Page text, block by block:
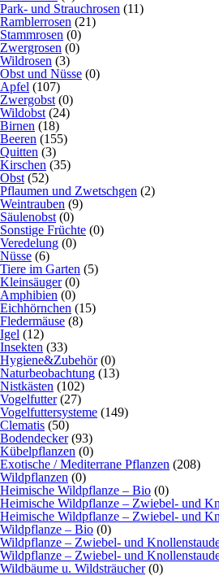
Park- und Strauchrosen (11)
Ramblerrosen (21)
Stammrosen (0)
Zwergrosen (0)
Wildrosen (3)
Obst und Nüsse (0)
Apfel (107)
Zwergobst (0)
Wildobst (24)
Birnen (18)
Beeren (155)
Quitten (3)
Kirschen (35)
Obst (52)
Pflaumen und Zwetschgen (2)
Weintrauben (9)
Säulenobst (0)
Sonstige Früchte (0)
Veredelung (0)
Nüsse (6)
Tiere im Garten (5)
Kleinsäuger(0)
Amphibien (0)
Eichhörnchen (15)
Fledermäuse (8)
Igel (12)
Insekten (33)
Hygiene&Zubehör(0)
Naturbeobachtung (13)
Nistkästen (102)
Vogelfutter(27)
Vogelfuttersysteme (149)
Clematis (50)
Bodendecker(93)
Kübelpflanzen (0)
Exotische / Mediterrane Pflanzen (208)
Wildpflanzen (0)
Heimische Wildpflanze – Bio (0)
Heimische Wildpflanze – Zwiebel- und
Heimische Wildpflanze – Zwiebel- und
Wildpflanze – Bio (0)
Wildpflanze – Zwiebel- und
Wildpflanze – Zwiebel- und
Wildbäume u. Wildsträucher(0)